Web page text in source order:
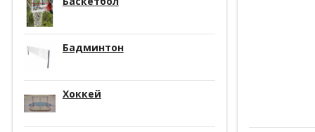
Бадминтон
Хоккей